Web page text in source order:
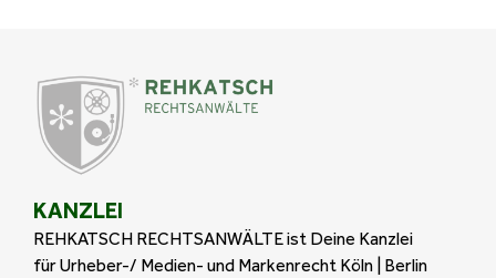
KANZLEI
REHKATSCH RECHTSANWÄLTE ist Deine Kanzlei
für Urheber-/ Medien- und Markenrecht Köln | Berlin